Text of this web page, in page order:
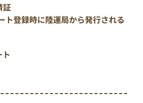
証
ト登録時に陸運局から発行される